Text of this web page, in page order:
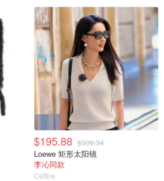
$195.88 $308.34
Loewe 矩形太阳镜
李沁同款
Cettire